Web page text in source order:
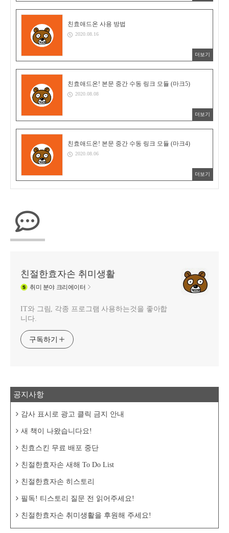
친효애드온 사용 방법
2020.08.16
더보기
친효애드온! 본문 중간 수동 링크 모듈 (마크5)
2020.08.08
더보기
친효애드온! 본문 중간 수동 링크 모듈 (마크4)
2020.08.06
더보기
친절한효자손 취미생활
취미 분야 크리에이터
IT와 그림, 각종 프로그램 사용하는것을 좋아합
니다.
구독하기
공지사항
감사 표시로 광고 클릭 금지 안내
새 책이 나왔습니다요!
친효스킨 무료 배포 중단
친절한효자손 새해 To Do List
친절한효자손 히스토리
필독! 티스토리 질문 전 읽어주세요!
친절한효자손 취미생활을 후원해 주세요!